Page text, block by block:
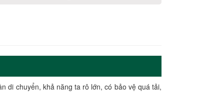
di chuyển, khả năng ta rô lớn, có bảo vệ quá tải,